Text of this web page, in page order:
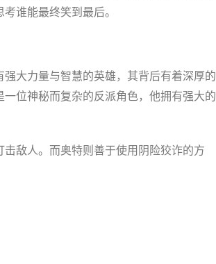
谁能最终笑到最后。
大力量与智慧的英雄，其背后有着深厚的
位神秘而复杂的反派角色，他拥有强大的
敌人。而奥特则善于使用阴险狡诈的方